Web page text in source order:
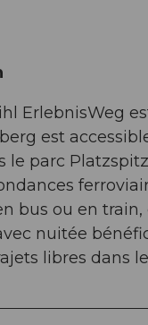
ErlebnisWeg
est
le parc
bus ou en
nuitée
libres dans